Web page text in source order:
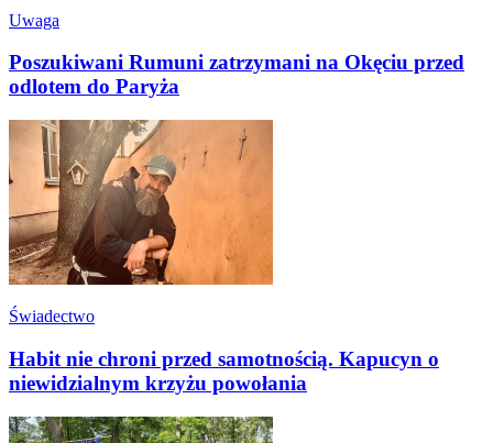
Uwaga
Poszukiwani Rumuni zatrzymani na Okęciu przed
odlotem do Paryża
Świadectwo
Habit nie chroni przed samotnością. Kapucyn o
niewidzialnym krzyżu powołania